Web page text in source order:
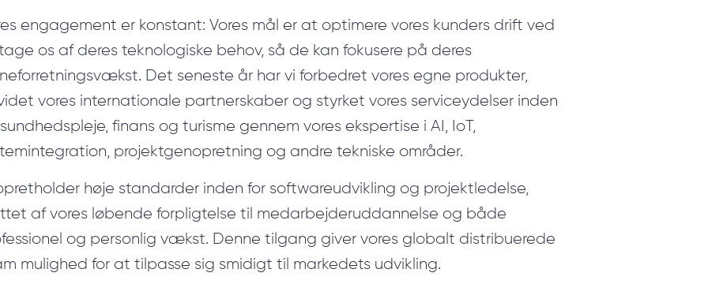
engagement er konstant: Vores mål er at optimere vores kunders drift ved
os af deres teknologiske behov, så de kan fokusere på deres
Det seneste år har vi forbedret vores egne produkter,
vores internationale partnerskaber og styrket vores serviceydelser inden
finans og turisme gennem vores ekspertise i AI, IoT,
projektgenopretning og andre tekniske områder.
høje standarder inden for softwareudvikling og projektledelse,
af vores løbende forpligtelse til medarbejderuddannelse og både
og personlig vækst. Denne tilgang giver vores globalt distribuerede
mulighed for at tilpasse sig smidigt til markedets udvikling.
Udvikling af mobil-apps
Blockchain-implementering
Internet of Things
Softwareudvikling for startups
IT-design til Sundhed
Nearshore-udviklingstjenester
ValueXI AI Engine
Hybrid team